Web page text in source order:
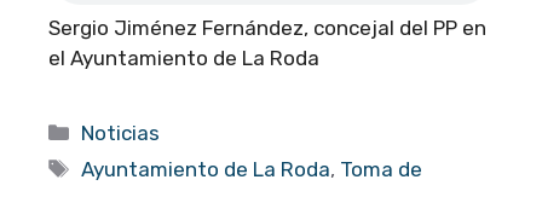
Sergio Jiménez Fernández, concejal del PP en
el Ayuntamiento de La Roda
Categorías
Noticias
Etiquetas
Ayuntamiento de La Roda, Toma de